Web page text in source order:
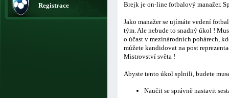
Registrace
Brejk je on-line fotbalový manažer.
Jako manažer se ujímáte vedení
tým. Ale nebude to snadný úkol !
o účast v mezinárodních pohárech,
můžete kandidovat na post
Mistrovství světa !
Abyste tento úkol splnili, budete
Naučit se správně nastavit